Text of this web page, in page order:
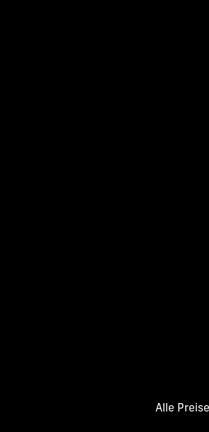
Alle